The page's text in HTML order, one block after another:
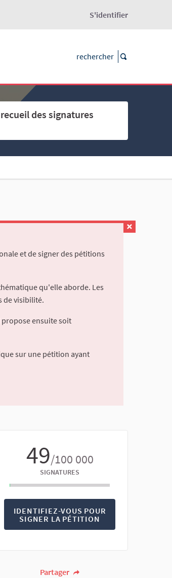
S'identifier
des signatures
et de signer des pétitions
qu'elle aborde. Les
de visibilité.
ensuite soit
sur une pétition ayant
49/100 000
SIGNATURES
IDENTIFIEZ-VOUS POUR
SIGNER LA PÉTITION
Partager